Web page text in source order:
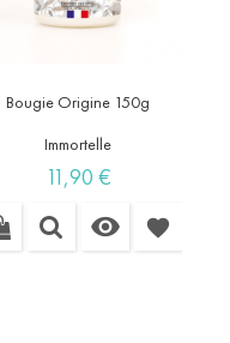
Bougie Origine 150g
Immortelle
Prix
11,90 €
 favorite